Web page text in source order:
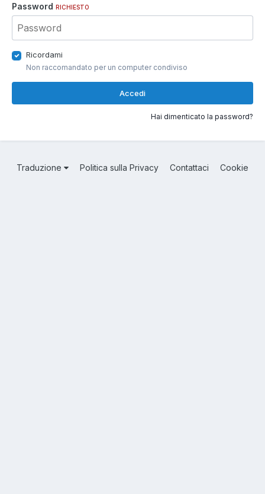
Password RICHIESTO
Ricordami
Non raccomandato per un computer condiviso
Accedi
Hai dimenticato la password?
Traduzione Politica sulla Privacy Contattaci Cookie